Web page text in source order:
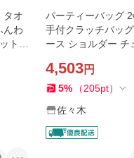
タオ
んわ
ト
ュ
パーティーバッグ
手付クラッチバッ
ース ショルダー チ
4,503円
5% （205pt）
佐々木